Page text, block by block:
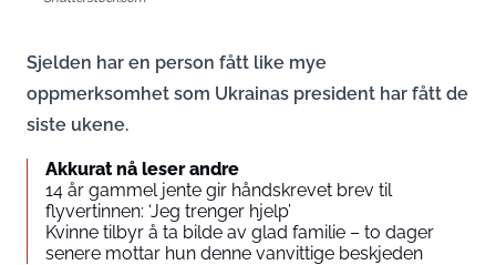
Sjelden har en person fått like mye
oppmerksomhet som Ukrainas president har fått de
siste ukene.
Akkurat nå leser andre
14 år gammel jente gir håndskrevet brev til
flyvertinnen: ‘Jeg trenger hjelp’
Kvinne tilbyr å ta bilde av glad familie – to dager
senere mottar hun denne vanvittige beskjeden